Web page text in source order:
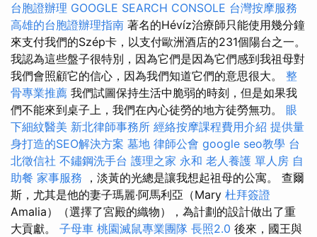
台胞證辦理 GOOGLE SEARCH CONSOLE 台灣按摩服務
高雄的台胞證辦理指南 著名的Hévíz治療師只能使用幾分鐘
來支付我們的Szép卡，以支付歐洲酒店的231個陽台之一。
我認為這些盤子很特別，因為它們是因為它們感到我祖母對
我們會照顧它的信心，因為我們知道它們的意思很大。 整
骨專業推薦 我們試圖保持生活中脆弱的時刻，但是如果我
們不能來到桌子上，我們在內心徒勞的地方徒勞無功。 眼
下細紋醫美 新北律師事務所 經絡按摩課程費用介紹 提供量
身打造的SEO解決方案 墓地 律師公會 google seo教學 台
北徵信社 不鏽鋼洗手台 護理之家 永和 老人養護 單人房 自
助餐 家事服務 ，淡黃的光總是讓我想起祖母的公寓。 查爾
斯，尤其是他的妻子瑪麗·阿馬利亞（Mary 杜拜簽證
Amalia）（選擇了宮殿的織物），為計劃的設計做出了重
大貢獻。 子母車 桃園滅鼠專業團隊 長照2.0 後來，國王與